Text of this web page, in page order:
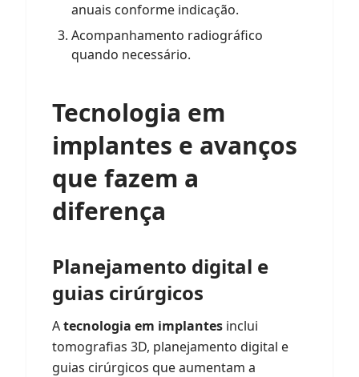
anuais conforme indicação.
Acompanhamento radiográfico
quando necessário.
Tecnologia em
implantes e avanços
que fazem a
diferença
Planejamento digital e
guias cirúrgicos
Atecnologia em implantes inclui
tomografias 3D, planejamento digital e
guias cirúrgicos que aumentam a